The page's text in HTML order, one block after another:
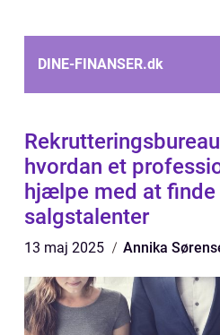
DINE-FINANSER.dk
hvordan et
hjælpe med at
salgstalenter
13 maj 2025 Annika